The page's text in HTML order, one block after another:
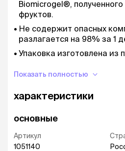
Biomicrogel®,
фруктов.
Не содержит опасных
разлагается на 98% за 1
Упаковка изготовлена из
Безопасен для септиков.
Показать полностью
характеристики
основные
Артикул
1051140